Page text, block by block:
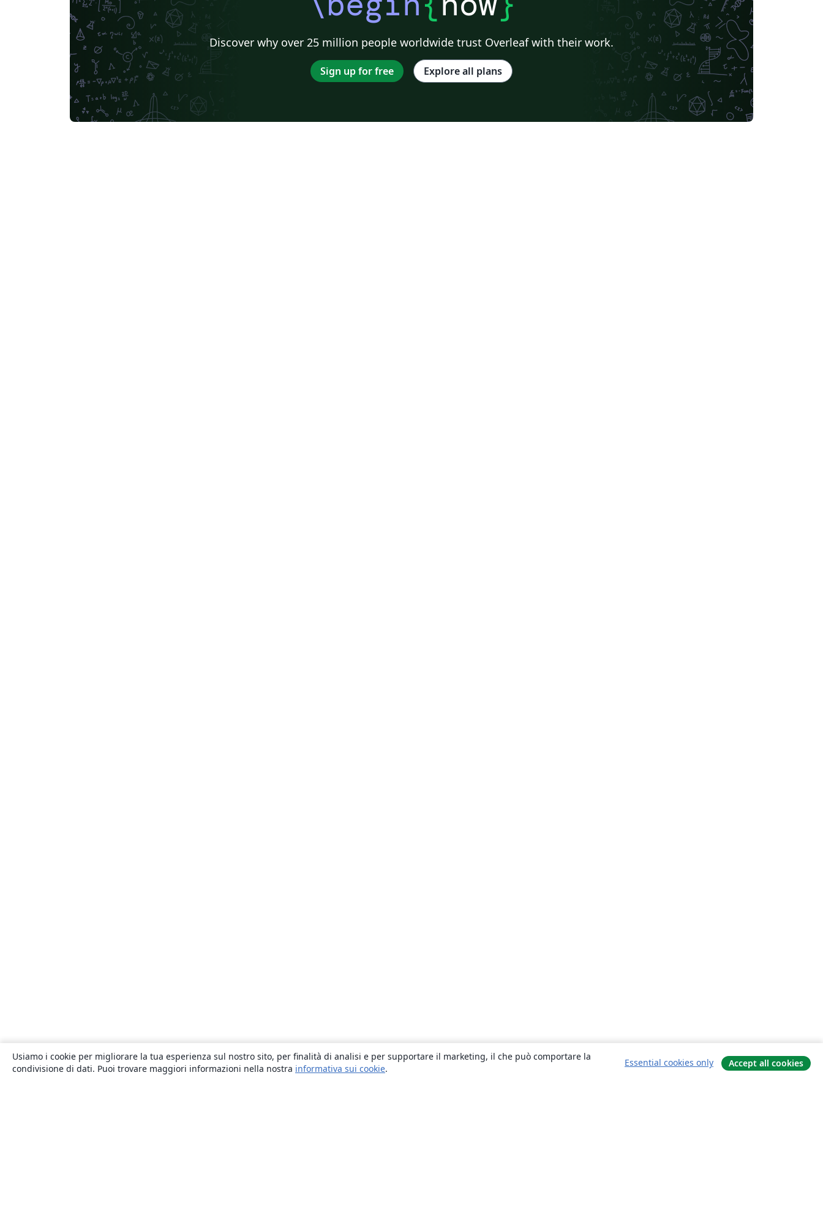
Discover why over 25 million people worldwide trust Overleaf with their work.
Sign up for free Explore all plans
Usiamo i cookie per migliorare la tua esperienza sul nostro sito, per finalità di analisi e per supportare il marketing, il che può comportare la
condivisione di dati. Puoi trovare maggiori informazioni nella nostra informativa sui cookie.
Essential cookies only Accept all cookies